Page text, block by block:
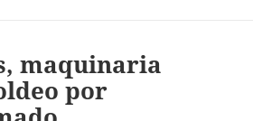
maquinaria
por